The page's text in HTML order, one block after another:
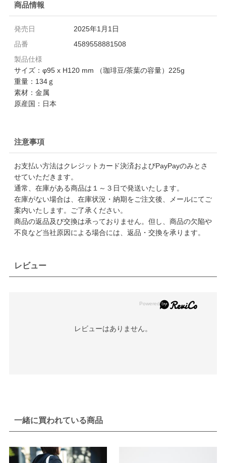
商品情報
発売日
2025年1月1日
品番
4589558881508
製品仕様
サイズ：φ95 x H120 mm （珈琲豆/茶葉の容量）225g
重量：134ｇ
素材：金属
原産国：日本
注意事項
お支払い方法はクレジットカード決済およびPayPayのみとさ
せていただきます。
通常、在庫がある商品は１～３日で発送いたします。
在庫がない場合は、在庫状況・納期をご注文後、メールにてご
案内いたします。ご了承ください。
商品の返品及び交換は承っておりません。但し、商品の欠陥や
不良など当社原因による場合には、返品・交換を承ります。
レビュー
レビューはありません。
一緒に買われている商品